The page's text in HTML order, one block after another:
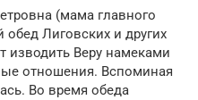
(мама главного
Лиговских и других
изводить Веру намеками
отношения. Вспоминая
Во время обеда